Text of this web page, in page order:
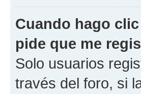
Cuando hago
pide que me
Solo usuarios
través del foro, si